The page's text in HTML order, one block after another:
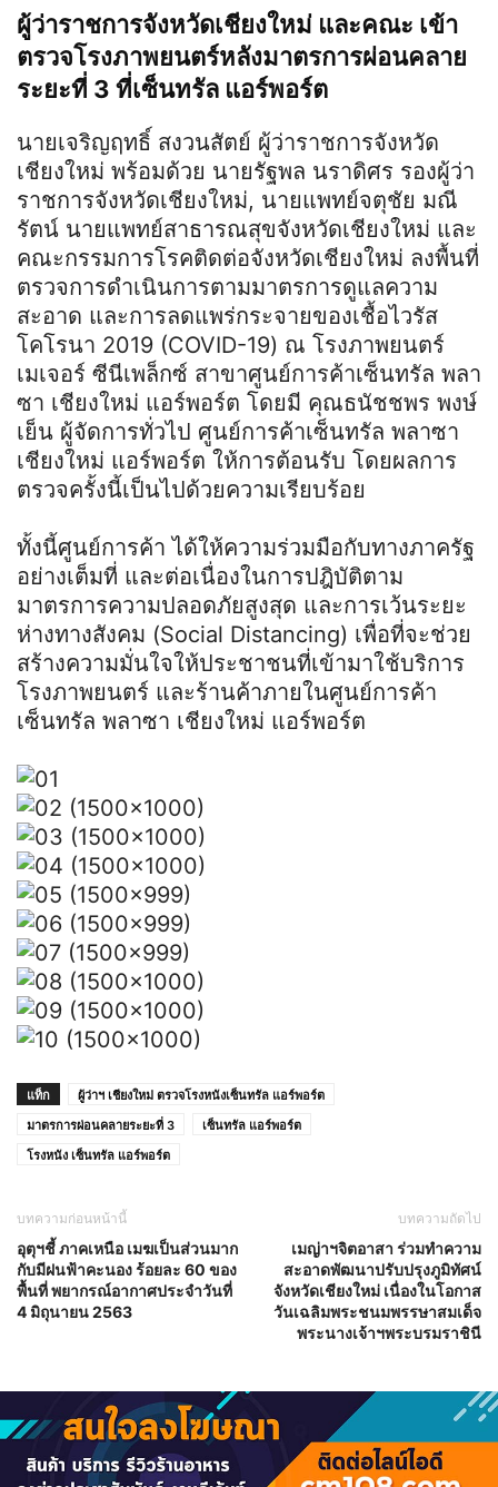
ผู้ว่าราชการจังหวัดเชียงใหม่ และคณะ เข้า
ตรวจโรงภาพยนตร์หลังมาตรการผ่อนคลาย
ระยะที่ 3 ที่เซ็นทรัล แอร์พอร์ต
นายเจริญฤทธิ์ สงวนสัตย์ ผู้ว่าราชการจังหวัด
เชียงใหม่ พร้อมด้วย นายรัฐพล นราดิศร รองผู้ว่า
ราชการจังหวัดเชียงใหม่, นายแพทย์จตุชัย มณี
รัตน์ นายแพทย์สาธารณสุขจังหวัดเชียงใหม่ และ
คณะกรรมการโรคติดต่อจังหวัดเชียงใหม่ ลงพื้นที่
ตรวจการดำเนินการตามมาตรการดูแลความ
สะอาด และการลดแพร่กระจายของเชื้อไวรัส
โคโรนา 2019 (COVID-19) ณ โรงภาพยนตร์
เมเจอร์ ซีนีเพล็กซ์ สาขาศูนย์การค้าเซ็นทรัล พลา
ซา เชียงใหม่ แอร์พอร์ต โดยมี คุณธนัชชพร พงษ์
เย็น ผู้จัดการทั่วไป ศูนย์การค้าเซ็นทรัล พลาซา
เชียงใหม่ แอร์พอร์ต ให้การต้อนรับ โดยผลการ
ตรวจครั้งนี้เป็นไปด้วยความเรียบร้อย
ทั้งนี้ศูนย์การค้า ได้ให้ความร่วมมือกับทางภาครัฐ
อย่างเต็มที่ และต่อเนื่องในการปฎิบัติตาม
มาตรการความปลอดภัยสูงสุด และการเว้นระยะ
ห่างทางสังคม (Social Distancing) เพื่อที่จะช่วย
สร้างความมั่นใจให้ประชาชนที่เข้ามาใช้บริการ
โรงภาพยนตร์ และร้านค้าภายในศูนย์การค้า
เซ็นทรัล พลาซา เชียงใหม่ แอร์พอร์ต
แท็ก
ผู้ว่าฯ เชียงใหม่ ตรวจโรงหนังเซ็นทรัล แอร์พอร์ต
มาตรการผ่อนคลายระยะที่ 3
เซ็นทรัล แอร์พอร์ต
โรงหนัง เซ็นทรัล แอร์พอร์ต
บทความก่อนหน้านี้
อุตุฯชี้ ภาคเหนือ เมฆเป็นส่วนมาก
กับมีฝนฟ้าคะนอง ร้อยละ 60 ของ
พื้นที่ พยากรณ์อากาศประจำวันที่
4 มิถุนายน 2563
บทความถัดไป
เมญ่าฯจิตอาสา ร่วมทำความ
สะอาดพัฒนาปรับปรุงภูมิทัศน์
จังหวัดเชียงใหม่ เนื่องในโอกาส
วันเฉลิมพระชนมพรรษาสมเด็จ
พระนางเจ้าฯพระบรมราชินี